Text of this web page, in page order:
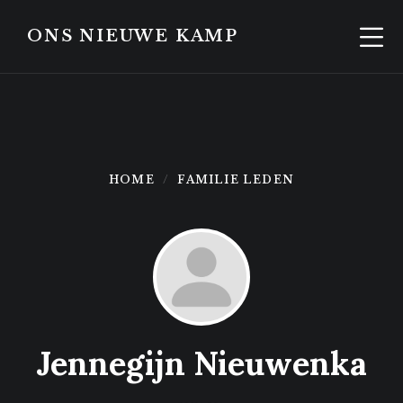
content
footerONS NIEUWE KAMP
HOME FAMILIE LEDEN
Jennegijn Nieuwenka